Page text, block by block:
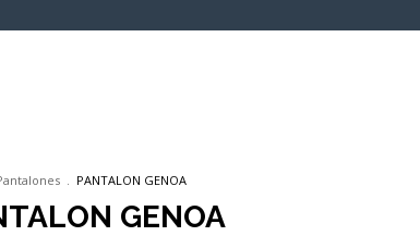
PANTALON GENOA
GENOA